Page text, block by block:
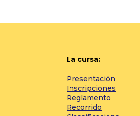
La cursa:
Presentación
Inscripciones
Reglamento
Recorrido